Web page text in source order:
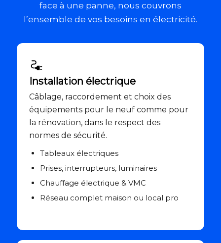
face à une panne, nous couvrons
l’ensemble de vos besoins en électricité.
Installation électrique
Câblage, raccordement et choix des
équipements pour le neuf comme pour
la rénovation, dans le respect des
normes de sécurité.
Tableaux électriques
Prises, interrupteurs, luminaires
Chauffage électrique & VMC
Réseau complet maison ou local pro